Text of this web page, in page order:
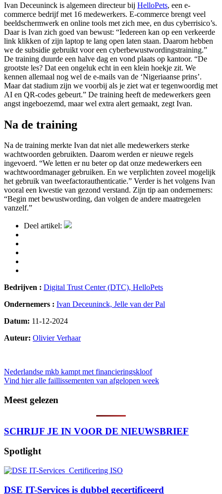
Ivan Deceuninck is algemeen directeur bij HelloPets, een e-
commerce bedrijf met 16 medewerkers. E-commerce brengt veel
beeldschermwerk en online tools met zich mee, en dus cyberrisico’s.
Daar is Ivan zich goed van bewust: “Iedereen kan op een verkeerde
link klikken of zijn laptop te lang open laten staan. Daarom hebben
we de subsidie gebruikt voor een cyberbewustwordingstraining.”
De training duurde een halve dag en vond plaats op kantoor. “De
grootste les? Dat een ongeluk echt in een klein hoekje zit. We
kennen allemaal nog wel de e-mails van de ‘Nigeriaanse prins’.
Maar dat stadium zijn we voorbij als je ziet wat er tegenwoordig met
AI en QR-codes gebeurt.” De training heeft de medewerkers geen
angst ingeboezemd, maar wel extra alert gemaakt, zegt Ivan.
Na de training
Na de training merkte Ivan dat niet alle medewerkers sterke
wachtwoorden gebruikten. Daarom werden er nieuwe regels
ingevoerd. “We letten er nu beter op dat onze medewerkers een
wachtwoordmanager gebruiken. En we verplichten zoveel mogelijk
het gebruik van tweefactorauthenticatie.” Verder is het volgens Ivan
vooral een kwestie van gezond verstand. Zijn tip aan ondernemers:
“Begin met bewustwording, dan volgen de andere maatregelen
vanzelf.”
Deel artikel:
Bedrijven : Digital Trust Center (DTC), HelloPets
Ondernemers : Ivan Deceuninck, Jelle van der Pal
Datum: 11-12-2024
Auteur: Olivier Verhaar
Bericht
navigatie
Nederlandse mkb kampt met financieringskloof
Vind hier alle faillissementen van afgelopen week
Meest gelezen
SCHRIJF JE IN VOOR DE NIEUWSBRIEF
Spotlight
DSE IT-Services is dubbel gecertificeerd